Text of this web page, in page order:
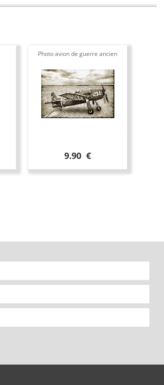
Photo avion de guerre ancien
9.90 €